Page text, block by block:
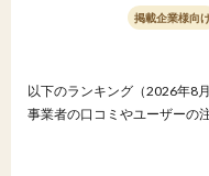
掲載企業様向
以下のランキング（2026年8
事業者の口コミやユーザーの